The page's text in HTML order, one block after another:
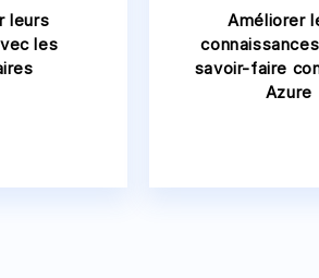
leurs
les
Améliorer
savoir-faire
Azure